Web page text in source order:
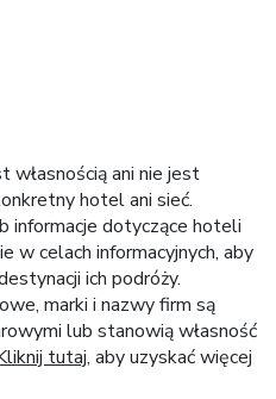
ani nie jest
hotel ani sieć.
informacje dotyczące hoteli
w celach informacyjnych, aby
ich podróży.
marki i nazwy firm są
lub stanowią własność
tutaj, aby uzyskać więcej